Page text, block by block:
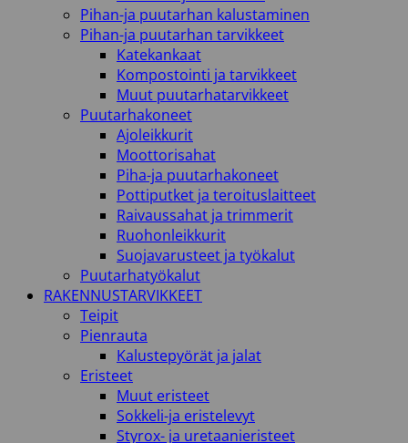
Pihan-ja puutarhan kalustaminen
Pihan-ja puutarhan tarvikkeet
Katekankaat
Kompostointi ja tarvikkeet
Muut puutarhatarvikkeet
Puutarhakoneet
Ajoleikkurit
Moottorisahat
Piha-ja puutarhakoneet
Pottiputket ja teroituslaitteet
Raivaussahat ja trimmerit
Ruohonleikkurit
Suojavarusteet ja työkalut
Puutarhatyökalut
RAKENNUSTARVIKKEET
Teipit
Pienrauta
Kalustepyörät ja jalat
Eristeet
Muut eristeet
Sokkeli-ja eristelevyt
Styrox- ja uretaanieristeet